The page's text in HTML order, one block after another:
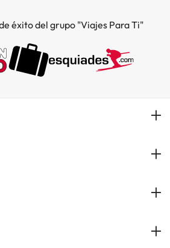
éxito del grupo "Viajes Para Ti"